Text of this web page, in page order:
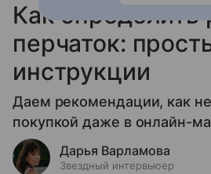
Как определить
перчаток:
инструкции
Даем рекомендации, как не
покупкой даже в онлайн-
Дарья Варламова
Звездный интервьюер